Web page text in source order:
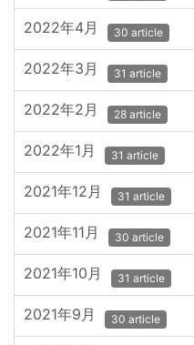
2022年4月 30 article
2022年3月 31 article
2022年2月 28 article
2022年1月 31 article
2021年12月 31 article
2021年11月 30 article
2021年10月 31 article
2021年9月 30 article